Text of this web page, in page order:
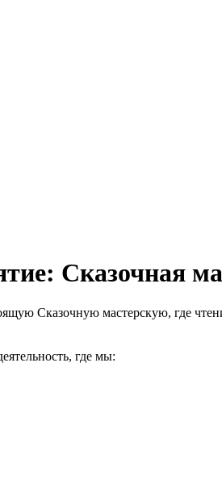
Сказочная
Сказочную мастерскую, где
где мы: